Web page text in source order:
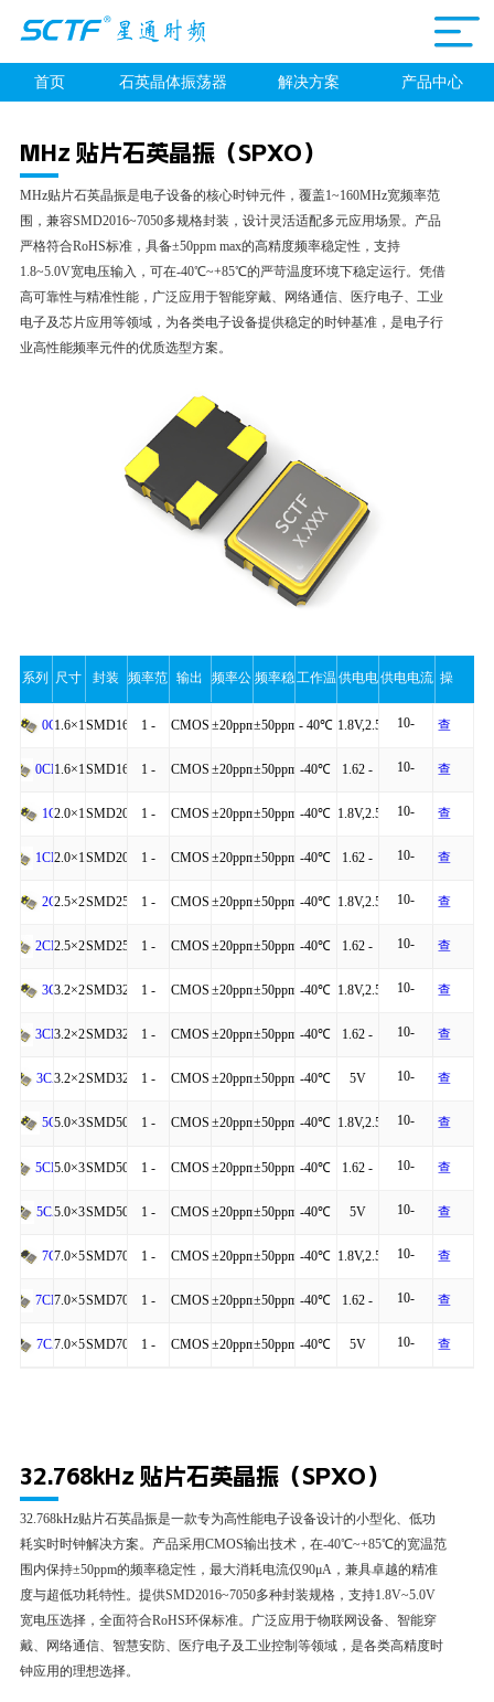
首页 石英晶体振荡器 解决方案 产品中心
MHz 贴片石英晶振（SPXO）
MHz贴片石英晶振是电子设备的核心时钟元件，覆盖1~160MHz宽频率范
围，兼容SMD2016~7050多规格封装，设计灵活适配多元应用场景。产品
严格符合RoHS标准，具备±50ppm max的高精度频率稳定性，支持
1.8~5.0V宽电压输入，可在-40℃~+85℃的严苛温度环境下稳定运行。凭借
高可靠性与精准性能，广泛应用于智能穿戴、网络通信、医疗电子、工业
电子及芯片应用等领域，为各类电子设备提供稳定的时钟基准，是电子行
业高性能频率元件的优质选型方案。
系列 尺寸 封装 频率范
围
输出 频率公
差
频率稳
定性
工作温
度
供电电
压
供电电流
（最大
值）
操
作
0C1.6×1.2×0.60
SMD1612-
4P
1 -
160MHz
CMOS ±20ppm±50ppm - 40℃
to
+125℃
1.8V,2.5V,3.3V
10-
40mA
查
看
详
细
0CM1.6×1.2×0.60
SMD1612-
4P
1 -
54MHz
CMOS ±20ppm±50ppm -40℃
to
+85℃
1.62 -
3.63V
10-
20mA
查
看
详
细
1C2.0×1.6×0.75
SMD2016-
4P
1 -
160MHz
CMOS ±20ppm±50ppm -40℃
to
+125℃
1.8V,2.5V,3.3V
10-
40mA
查
看
详
细
1CM2.0×1.6×0.75
SMD2016-
4P
1 -
54MHz
CMOS ±20ppm±50ppm -40℃
to
+85℃
1.62 -
3.63V
10-
20mA
查
看
详
细
2C2.5×2.0×0.81
SMD2520-
4P
1 -
160MHz
CMOS ±20ppm±50ppm -40℃
to
+125℃
1.8V,2.5V,3.3V
10-
40mA
查
看
详
细
2CM2.5×2.0×0.81
SMD2520-
4P
1 -
54MHz
CMOS ±20ppm±50ppm -40℃
to
+85℃
1.62 -
3.63V
10-
20mA
查
看
详
细
3C3.2×2.5×0.95
SMD3225-
4P
1 -
160MHz
CMOS ±20ppm±50ppm -40℃
to
+125℃
1.8V,2.5V,3.3V
10-
40mA
查
看
详
细
3CM3.2×2.5×0.95
SMD3225-
4P
1 -
54MHz
CMOS ±20ppm±50ppm -40℃
to
+85℃
1.62 -
3.63V
10-
20mA
查
看
详
细
3CA3.2×2.5×0.95
SMD3225-
4P
1 -
160MHz
CMOS ±20ppm±50ppm -40℃
to
+125℃
5V 10-
40mA
查
看
详
细
5C5.0×3.2×1.20
SMD5032-
4P
1 -
160MHz
CMOS ±20ppm±50ppm -40℃
to
+125℃
1.8V,2.5V,3.3V
10-
40mA
查
看
详
细
5CM5.0×3.2×1.20
SMD5032-
4P
1 -
54MHz
CMOS ±20ppm±50ppm -40℃
to
+85℃
1.62 -
3.63V
10-
20mA
查
看
详
细
5CA5.0×3.2×1.20
SMD5032-
4P
1 -
160MHz
CMOS ±20ppm±50ppm -40℃
to
+125℃
5V 10-
40mA
查
看
详
细
7C7.0×5.0×1.30
SMD7050-
4P
1 -
160MHz
CMOS ±20ppm±50ppm -40℃
to
+125℃
1.8V,2.5V,3.3V
10-
40mA
查
看
详
7CM7.0×5.0×1.30
SMD7050-
4P
1 -
54MHz
CMOS ±20ppm±50ppm -40℃
to
1.62 -
3.63V
10-
20mA
查
看
7CA7.0×5.0×1.30
SMD7050-1 - CMOS ±20ppm±50ppm -40℃ 5V 10- 查
32.768kHz 贴片石英晶振（SPXO）
32.768kHz贴片石英晶振是一款专为高性能电子设备设计的小型化、低功
耗实时时钟解决方案。产品采用CMOS输出技术，在-40℃~+85℃的宽温范
围内保持±50ppm的频率稳定性，最大消耗电流仅90μA，兼具卓越的精准
度与超低功耗特性。提供SMD2016~7050多种封装规格，支持1.8V~5.0V
宽电压选择，全面符合RoHS环保标准。广泛应用于物联网设备、智能穿
戴、网络通信、智慧安防、医疗电子及工业控制等领域，是各类高精度时
钟应用的理想选择。